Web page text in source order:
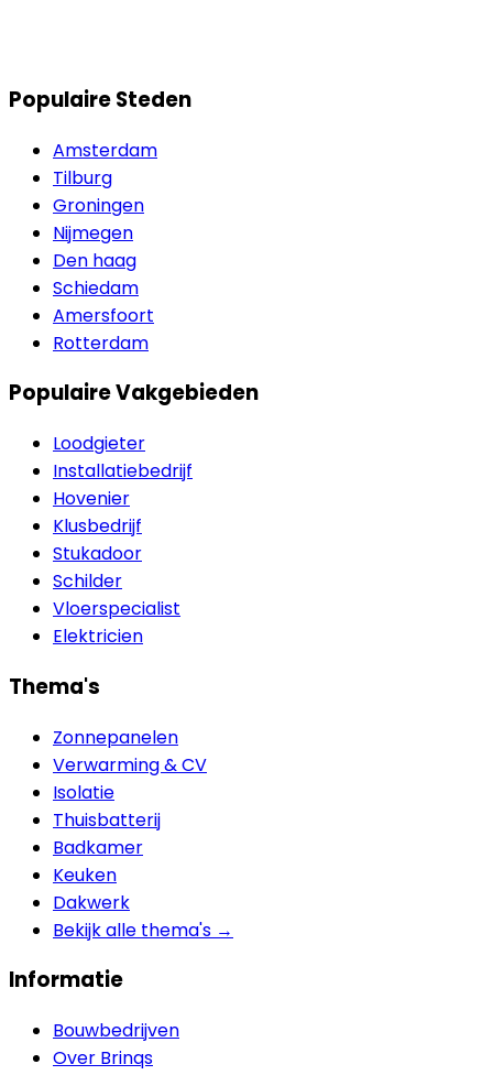
Populaire Steden
Amsterdam
Tilburg
Groningen
Nijmegen
Den haag
Schiedam
Amersfoort
Rotterdam
Populaire Vakgebieden
Loodgieter
Installatiebedrijf
Hovenier
Klusbedrijf
Stukadoor
Schilder
Vloerspecialist
Elektricien
Thema's
Zonnepanelen
Verwarming & CV
Isolatie
Thuisbatterij
Badkamer
Keuken
Dakwerk
Bekijk alle thema's →
Informatie
Bouwbedrijven
Over Brinqs